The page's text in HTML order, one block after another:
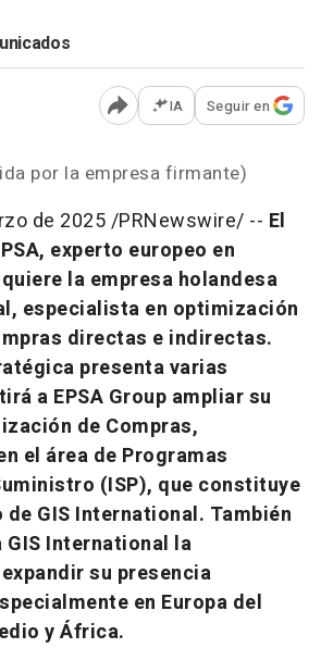
Abrir opciones para
IA Seguir en
por la empresa firmante)
de 2025/PRNewswire/ -- El
experto europeo en
la empresa holandesa
especialista en optimización
directas e indirectas.
presenta varias
a EPSA Group ampliar su
de Compras,
el área de Programas
(ISP), que constituye
GIS International. También
International la
su presencia
en Europa del
y África.